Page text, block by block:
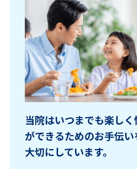
当院はいつまでも楽しく
ができるためのお手伝
大切にしています。